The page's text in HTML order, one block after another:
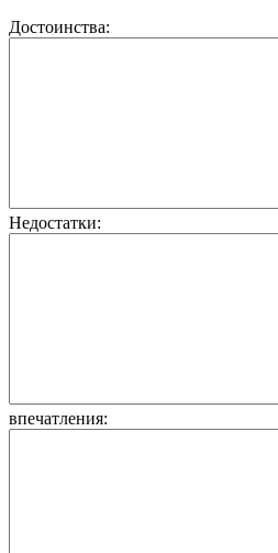
Достоинства:
Недостатки:
впечатления: